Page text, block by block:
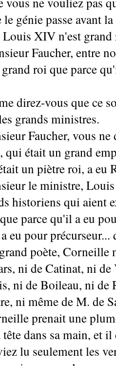
le génie passe avant
Louis XIV n'est grand
Faucher, entre
roi que parce
direz-vous que ce
grands ministres.
Faucher, vous
qui était un grand
un piètre roi, a eu
le ministre,
historiens qui aient
parce qu'il a eu
eu pour précurseur...
poète, Corneille
ni de Catinat, ni
ni de Boileau, ni de
ni même de M. de
prenait une
dans sa main, et
lu seulement les